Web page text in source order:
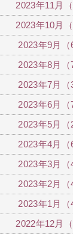
2023年11月（
2023年10月（
2023年9月（6
2023年8月（7
2023年7月（3
2023年6月（7
2023年5月（2
2023年4月（6
2023年3月（4
2023年2月（4
2023年1月（4
2022年12月（